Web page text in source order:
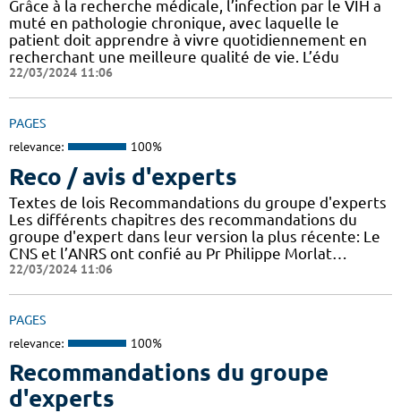
Grâce à la recherche médicale, l’infection par le VIH a
muté en pathologie chronique, avec laquelle le
patient doit apprendre à vivre quotidiennement en
recherchant une meilleure qualité de vie. L’édu
22/03/2024 11:06
PAGES
relevance: 100%
Reco / avis d'experts
Textes de lois Recommandations du groupe d'experts
Les différents chapitres des recommandations du
groupe d'expert dans leur version la plus récente: Le
CNS et l’ANRS ont confié au Pr Philippe Morlat…
22/03/2024 11:06
PAGES
relevance: 100%
Recommandations du groupe
d'experts